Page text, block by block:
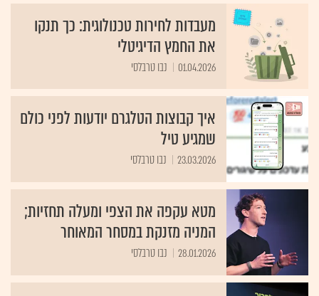
מעבדות לחירות טכנולוגית: כך תנקו
את החמץ הדיגיטלי
01.04.2026 נבו טרבלסי
איך קבוצות הטלגרם יודעות לפני כולם
שמגיע טיל
23.03.2026 נבו טרבלסי
מטא עקפה את הצפי ומעלה תחזיות;
המניה מזנקת במסחר המאוחר
28.01.2026 נבו טרבלסי